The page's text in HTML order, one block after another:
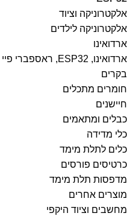
אלקטרוניקה וציוד
אלקטרוניקה לילדים
ארדואינו
ארדואינו, ESP32, ראספברי פיי ועוד
בקרים
חומרים מתכלים
חיישנים
כבלים ומתאמים
כלי מדידה
כלים לתלת מימד
כרטיסים פורסים
מדפסות תלת מימד
מוצרים אחרים
מחשבים וציוד היקפי